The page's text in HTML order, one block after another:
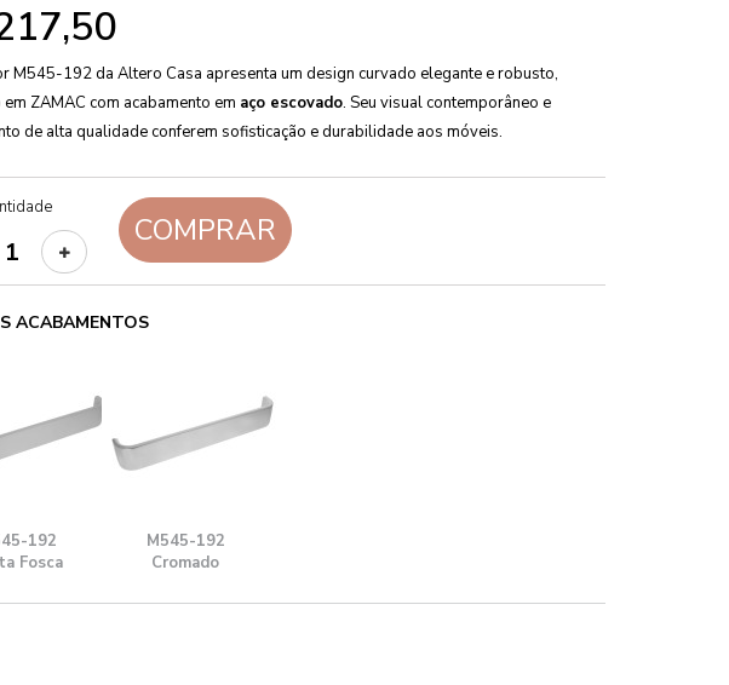
M545-192 da Altero Casa apresenta um design curvado elegante e robusto,
ZAMAC com acabamento em aço escovado. Seu visual contemporâneo e
de alta qualidade conferem sofisticação e durabilidade aos móveis.
COMPRAR
ACABAMENTOS
192
Fosca
M545-192
Cromado